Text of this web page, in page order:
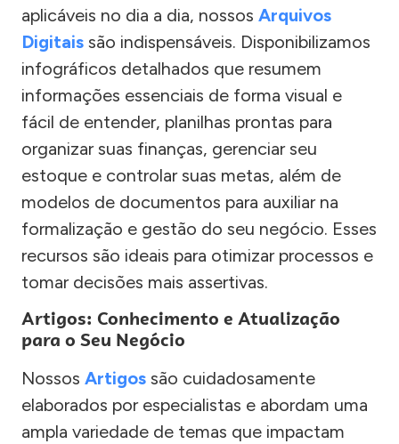
aplicáveis no dia a dia, nossos Arquivos
Digitais são indispensáveis. Disponibilizamos
infográficos detalhados que resumem
informações essenciais de forma visual e
fácil de entender, planilhas prontas para
organizar suas finanças, gerenciar seu
estoque e controlar suas metas, além de
modelos de documentos para auxiliar na
formalização e gestão do seu negócio. Esses
recursos são ideais para otimizar processos e
tomar decisões mais assertivas.
Artigos: Conhecimento e Atualização
para o Seu Negócio
Nossos Artigos são cuidadosamente
elaborados por especialistas e abordam uma
ampla variedade de temas que impactam